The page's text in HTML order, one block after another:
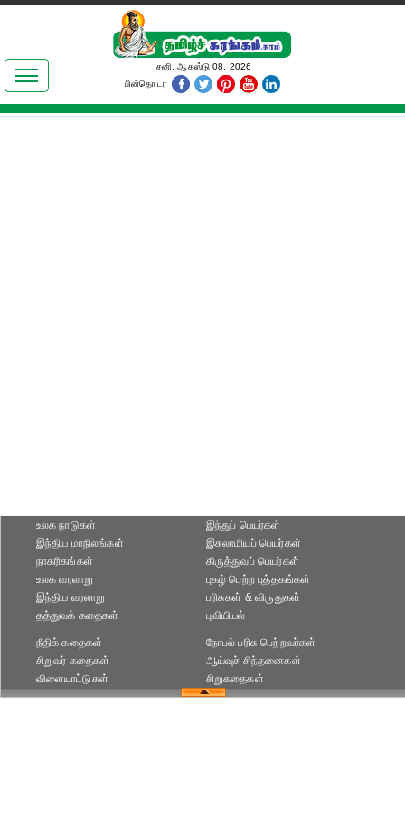
இலக்கியங்கள்
தமிழ் உலகம்
சனி, ஆகஸ்டு 08, 2026
பின்தொடர
உலக நாடுகள்
இந்திய மாநிலங்கள்
நாகரிகங்கள்
இந்துப் பெயர்கள்
இசுலாமியப் பெயர்கள்
கிருத்துவப் பெயர்கள்
உலக வரலாறு
இந்திய வரலாறு
தத்துவக் கதைகள்
புகழ் பெற்ற புத்தகங்கள்
பரிசுகள் & விருதுகள்
புவியியல்
நீதிக் கதைகள்
சிறுவர் கதைகள்
விளையாட்டுகள்
நோபல் பரிசு‎ பெற்றவர்‎கள்
ஆய்வுச் சிந்தனைகள்
சிறுகதைகள்